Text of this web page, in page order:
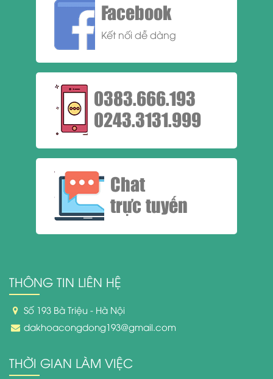
Facebook
Kết nối dễ dàng
0383.666.193
0243.3131.999
Chat
trực tuyến
THÔNG TIN LIÊN HỆ
Số 193 Bà Triệu - Hà Nội
dakhoacongdong193@gmail.com
THỜI GIAN LÀM VIỆC